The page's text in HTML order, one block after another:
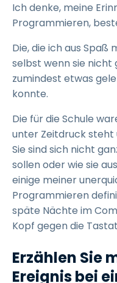
Ich denke, meine
Programmieren,
Die, die ich aus Spaß
selbst wenn sie nicht
zumindest etwas
konnte.
Die für die Schule
unter Zeitdruck steht
Sie sind sich nicht
sollen oder wie sie
einige meiner
Programmieren
späte Nächte im
Kopf gegen die
Erzählen Sie
Ereignis bei